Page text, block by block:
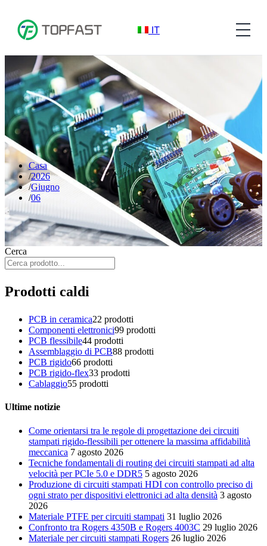
IT
Casa
2026
Giugno
06
Cerca
Prodotti caldi
PCB in ceramica22 prodotti
Componenti elettronici99 prodotti
PCB flessibile44 prodotti
Assemblaggio di PCB88 prodotti
PCB rigido66 prodotti
PCB rigido-flex33 prodotti
Cablaggio55 prodotti
Ultime notizie
Come orientarsi tra le regole di progettazione dei circuiti
stampati rigido-flessibili per ottenere la massima affidabilità
meccanica 7 agosto 2026
Tecniche fondamentali di routing dei circuiti stampati ad alta
velocità per PCIe 5.0 e DDR5 5 agosto 2026
Produzione di circuiti stampati HDI con controllo preciso di
ogni strato per dispositivi elettronici ad alta densità 3 agosto
2026
Materiale PTFE per circuiti stampati 31 luglio 2026
Confronto tra Rogers 4350B e Rogers 4003C 29 luglio 2026
Materiale per circuiti stampati Rogers 26 luglio 2026